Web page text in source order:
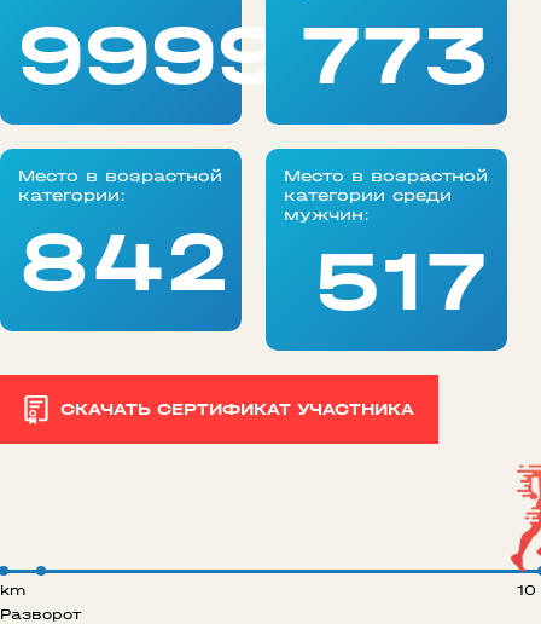
99999773
Место в возрастной
категории:
842
Место в возрастной
категории среди
мужчин:
517
СКАЧАТЬ СЕРТИФИКАТ УЧАСТНИКА
Разворот
10